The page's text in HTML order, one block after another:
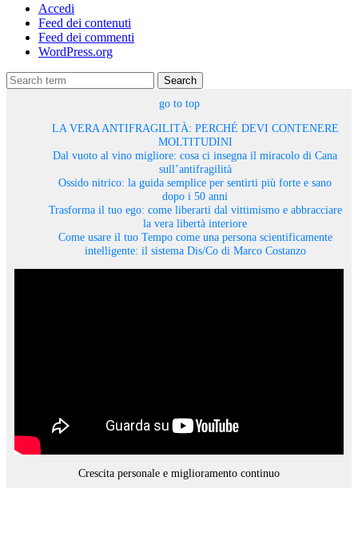
Accedi
Feed dei contenuti
Feed dei commenti
WordPress.org
Search
go to top
LA VERA ANTIFRAGILITÀ: PERCHÉ DEVI CONTENERE
MOLTITUDINI
Dal vuoto al vino migliore: cosa ci insegna il miracolo di Cana
sull’antifragilità
Ossido nitrico: la guida semplice per sentirti più forte e sano
dopo i 50 anni
Trasforma il tuo ego: come liberarti dal vittimismo e abbracciare
la vera libertà interiore
Come usare il tuo Tempo come una persona scientificamente
intelligente: il sistema Dis/Co di Marco Costanzo
Crescita personale e miglioramento continuo